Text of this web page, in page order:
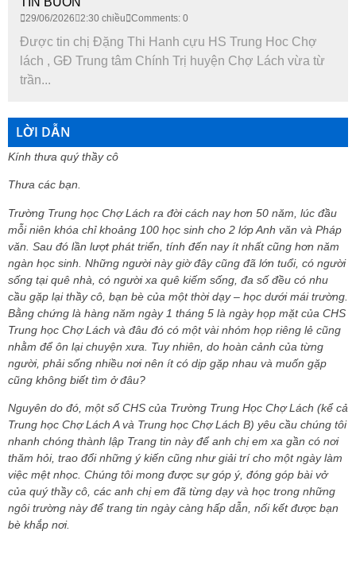
29/06/2026 2:30 chiều Comments: 0
Được tin chị Đặng Thi Hanh cựu HS Trung Hoc Chợ
lách , GĐ Trung tâm Chính Trị huyện Chợ Lách vừa từ
trần...
LỜI DẪN
Kính thưa quý thầy cô
Thưa các bạn.
Trường Trung học Chợ Lách ra đời cách nay hơn 50 năm, lúc đầu
mỗi niên khóa chỉ khoảng 100 học sinh cho 2 lớp Anh văn và Pháp
văn. Sau đó lần lượt phát triển, tính đến nay ít nhất cũng hơn năm
ngàn học sinh. Những người này giờ đây cũng đã lớn tuổi, có người
sống tại quê nhà, có người xa quê kiếm sống, đa số đều có nhu
cầu gặp lại thầy cô, bạn bè của một thời dạy – học dưới mái trường.
Bằng chứng là hàng năm ngày 1 tháng 5 là ngày họp mặt của CHS
Trung học Chợ Lách và đâu đó có một vài nhóm họp riêng lẻ cũng
nhằm để ôn lại chuyện xưa. Tuy nhiên, do hoàn cảnh của từng
người, phải sống nhiều nơi nên ít có dịp gặp nhau và muốn gặp
cũng không biết tìm ở đâu?
Nguyên do đó, một số CHS của Trường Trung Học Chợ Lách (kể cả
Trung học Chợ Lách A và Trung học Chợ Lách B) yêu cầu chúng tôi
nhanh chóng thành lập Trang tin này để anh chị em xa gần có nơi
thăm hỏi, trao đổi những ý kiến cũng như giải trí cho một ngày làm
việc mệt nhọc. Chúng tôi mong được sự góp ý, đóng góp bài vở
của quý thầy cô, các anh chị em đã từng dạy và học trong những
ngôi trường này để trang tin ngày càng hấp dẫn, nối kết được bạn
bè khắp nơi.